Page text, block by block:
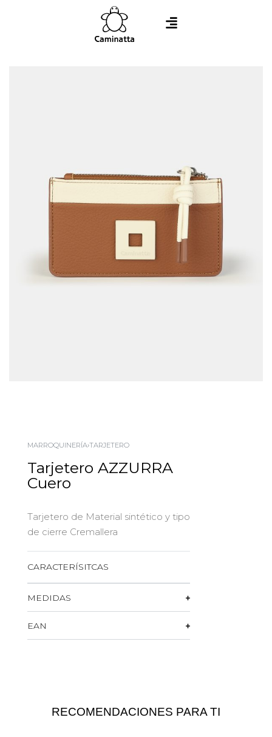
MARROQUINERÍA›TARJETERO
Tarjetero AZZURRA
Cuero
Tarjetero de Material sintético y tipo
de cierre Cremallera
CARACTERÍSITCAS
MEDIDAS
EAN
RECOMENDACIONES PARA TI